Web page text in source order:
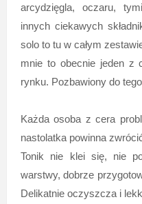
arcydzięgla, oczaru,
innych ciekawych
solo to tu w całym
mnie to obecnie jeden z
rynku. Pozbawiony do
Każda osoba z cera
nastolatka powinna
Tonik nie klei się, nie
warstwy, dobrze
Delikatnie oczyszcza i